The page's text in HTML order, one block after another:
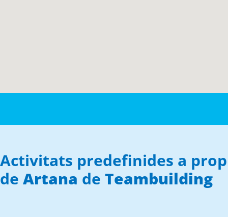
Activitats predefinides a prop
de Artana de Teambuilding